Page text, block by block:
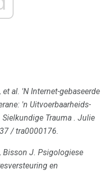
et al. 'N Internet-gebaseerde
'n Uitvoerbaarheids-
Sielkundige Trauma . Julie
/ tra0000176.
Bisson J. Psigologiese
en